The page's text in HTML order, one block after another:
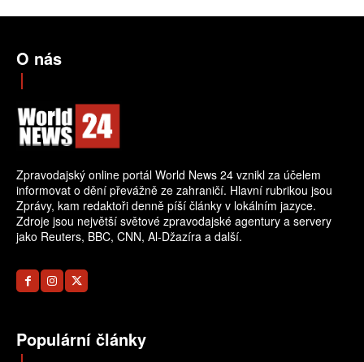
O nás
Zpravodajský online portál World News 24 vznikl za účelem
informovat o dění převážně ze zahraničí. Hlavní rubrikou jsou
Zprávy, kam redaktoři denně píší články v lokálním jazyce.
Zdroje jsou největší světové zpravodajské agentury a servery
jako Reuters, BBC, CNN, Al-Džazíra a další.
Populární články